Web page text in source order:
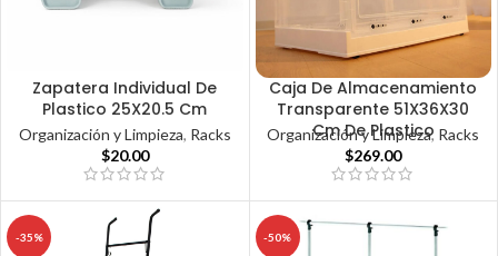
Zapatera Individual De
Plastico 25X20.5 Cm
Organización y Limpieza, Racks
$20.00
Caja De Almacenamiento
Transparente 51X36X30
Cm De Plastico
Organización y Limpieza, Racks
$269.00
-35% -50%